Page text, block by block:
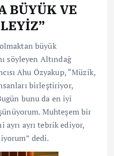
BÜYÜK VE
büyük
söyleyen Altındağ
Ahu Özyakup, “Müzik,
birleştiriyor,
bunu da en iyi
Muhteşem bir
ayrı ayrı tebrik ediyor,
dedi.